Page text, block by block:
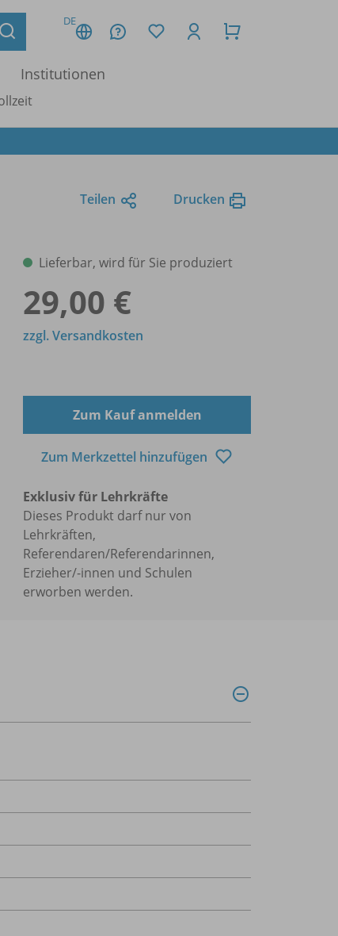
DE
Institutionen
Teilen Drucken
Lieferbar, wird für Sie produziert
29,00 €
zzgl. Versandkosten
Zum Kauf anmelden
Zum Merkzettel hinzufügen
Exklusiv für Lehrkräfte
Dieses Produkt darf nur von
Lehrkräften,
Referendaren/Referendarinnen,
Erzieher/-innen und Schulen
erworben werden.